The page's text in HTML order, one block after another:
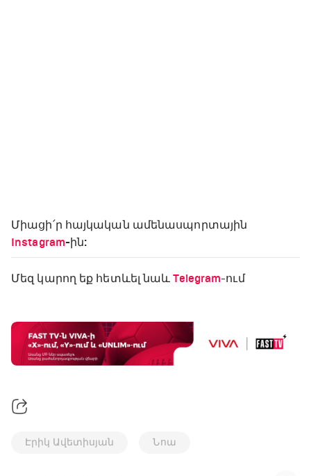
Միացի՛ր հայկական ամենասպորտային
Instagram-ին:
Մեզ կարող եք հետևել նաև Telegram-ում
Էրիկ Ավետիսյան Նոա